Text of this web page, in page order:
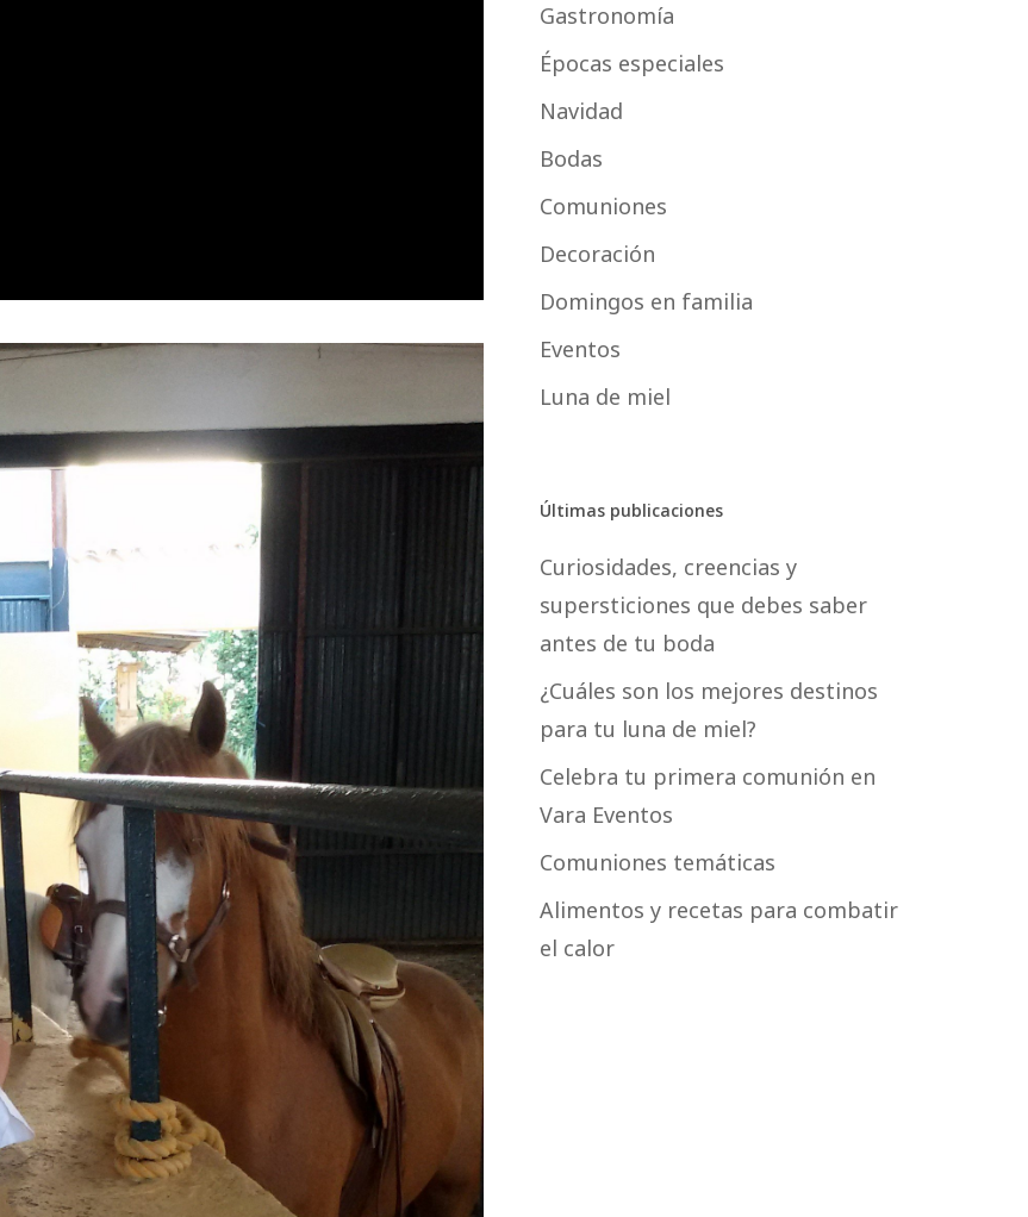
Gastronomía
Épocas especiales
Navidad
Bodas
Comuniones
Decoración
Domingos en familia
Eventos
Luna de miel
Últimas publicaciones
Curiosidades, creencias y
supersticiones que debes saber
antes de tu boda
¿Cuáles son los mejores destinos
para tu luna de miel?
Celebra tu primera comunión en
Vara Eventos
Comuniones temáticas
Alimentos y recetas para combatir
el calor